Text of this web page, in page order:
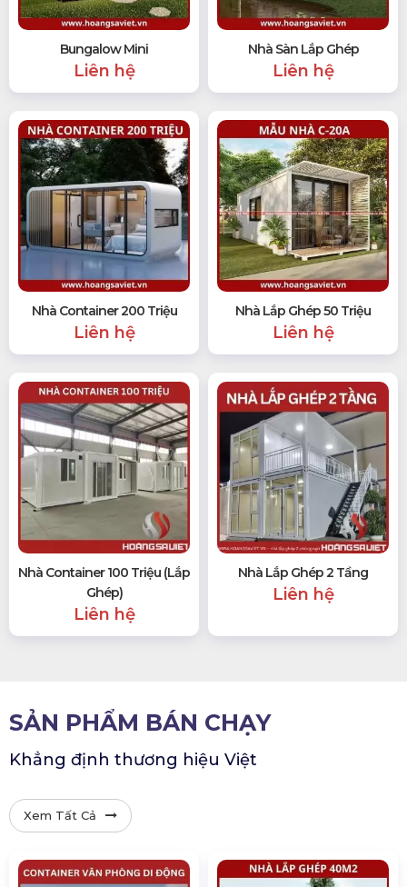
Bungalow Mini
Liên hệ
Nhà Sàn Lắp Ghép
Liên hệ
Nhà Container 200 Triệu
Liên hệ
Nhà Lắp Ghép 50 Triệu
Liên hệ
Nhà Container 100 Triệu (Lắp
Ghép)
Liên hệ
Nhà Lắp Ghép 2 Tầng
Liên hệ
SẢN PHẨM BÁN CHẠY
Khẳng định thương hiệu Việt
Xem Tất Cả